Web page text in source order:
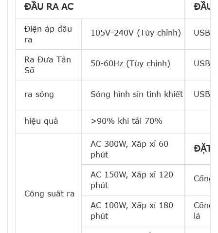
ĐẦU RA AC ĐẦU
Điện áp đầu
ra
105V-240V (Tùy chỉnh) USB1
Ra Đưa Tần
Số
50-60Hz (Tùy chỉnh) USB2
ra sóng Sóng hình sin tinh khiết USB-
hiệu quả >90% khi tải 70%
Công suất ra
AC 300W, Xấp xỉ 60
phút
ĐẶT
AC 150W, Xấp xỉ 120
phút
Cổng
AC 100W, Xấp xỉ 180
phút
Cổng
lá